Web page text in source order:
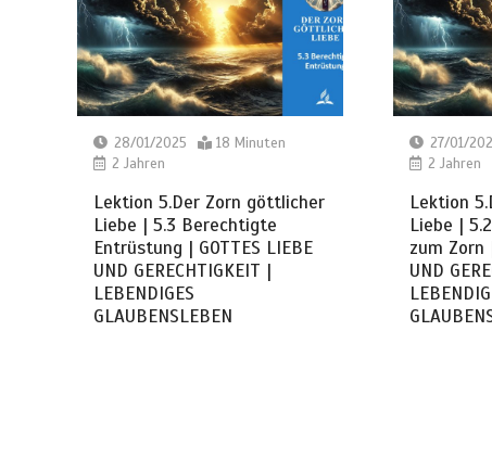
28/01/2025
18 Minuten
2 Jahren
Lektion 5.Der Zorn göttlicher
Liebe | 5.3 Berechtigte
Entrüstung | GOTTES LIEBE
UND GERECHTIGKEIT |
LEBENDIGES
GLAUBENSLEBEN
27/01/
2 Jahren
Lektion
Liebe |
zum Zorn
UND